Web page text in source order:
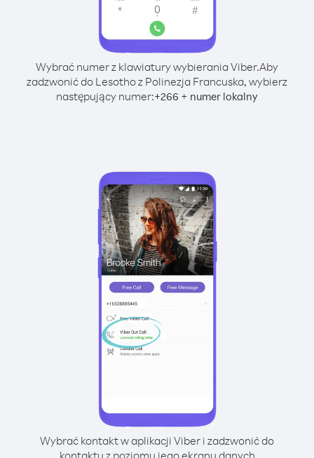
Wybrać numer z klawiatury wybierania Viber.Aby
zadzwonić do Lesotho z Polinezja Francuska, wybierz
następujący numer:+266 + numer lokalny
Wybrać kontakt w aplikacji Viber i zadzwonić do
kontaktu z poziomu jego ekranu danych